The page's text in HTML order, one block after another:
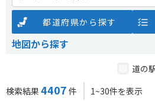
都道府県から探す
地図から探す
道の
検索結果 4407 件 1~30件を表示